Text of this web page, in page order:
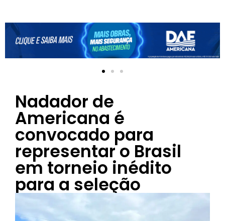
Nadador de
Americana é
convocado para
representar o Brasil
em torneio inédito
para a seleção